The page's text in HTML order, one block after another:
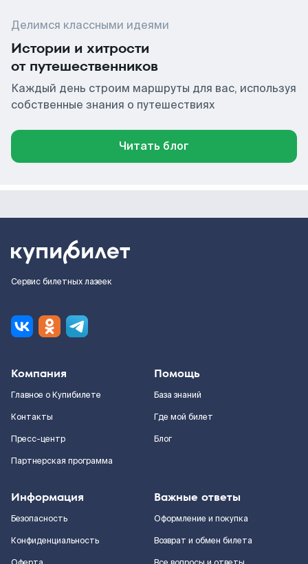
Делимся классными идеями
Истории и хитрости
от путешественников
Каждый день строим маршруты для вас, используя
собственные знания о путешествиях
Читать блог
Сервис билетных лазеек
Компания
Главное о Купибилете
Контакты
Пресс-центр
Партнерская программа
Помощь
База знаний
Где мой билет
Блог
Информация
Безопасность
Конфиденциальность
Важные ответы
Оформление и покупка
Возврат и обмен билета